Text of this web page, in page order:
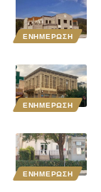
ΕΝΗΜΕΡΩΣΗ
ΕΝΗΜΕΡΩΣΗ
ΕΝΗΜΕΡΩΣΗ